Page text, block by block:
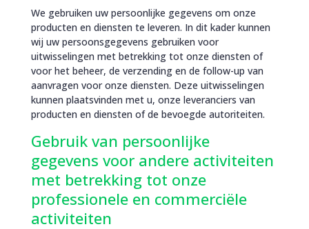
We gebruiken uw persoonlijke gegevens om onze
producten en diensten te leveren. In dit kader kunnen
wij uw persoonsgegevens gebruiken voor
uitwisselingen met betrekking tot onze diensten of
voor het beheer, de verzending en de follow-up van
aanvragen voor onze diensten. Deze uitwisselingen
kunnen plaatsvinden met u, onze leveranciers van
producten en diensten of de bevoegde autoriteiten.
Gebruik van persoonlijke
gegevens voor andere activiteiten
met betrekking tot onze
professionele en commerciële
activiteiten